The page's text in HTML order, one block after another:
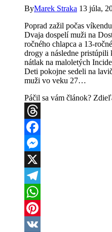
ByMarek Straka 13 júla,
Poprad zažil počas
Dvaja dospelí muži na
ročného chlapca a 13-
drogy a následne
nátlak na maloletých
Deti pokojne sedeli na
muži vo veku 27…
Páčil sa vám článok?
Threads
Facebook
Messenger
X
Telegram
WhatsApp
Pinterest